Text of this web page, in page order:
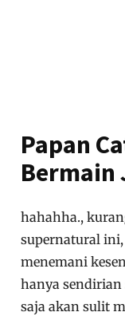
Papan
Bermain
hahahha.,
supernatural
menemani
hanya sendirian
saja akan sulit